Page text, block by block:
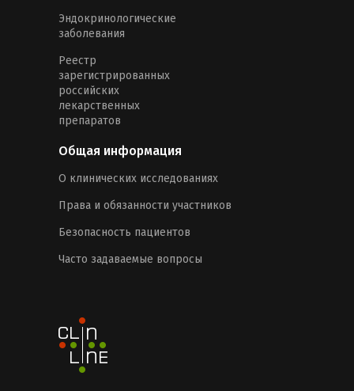
Эндокринологические
заболевания
Реестр
зарегистрированных
российских
лекарственных
препаратов
Общая информация
О клинических исследованиях
Права и обязанности участников
Безопасность пациентов
Часто задаваемые вопросы